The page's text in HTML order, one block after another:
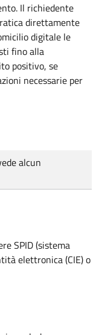
Il richiedente
direttamente
digitale le
fino alla
positivo, se
necessarie per
alcun
SPID (sistema
elettronica (CIE) o